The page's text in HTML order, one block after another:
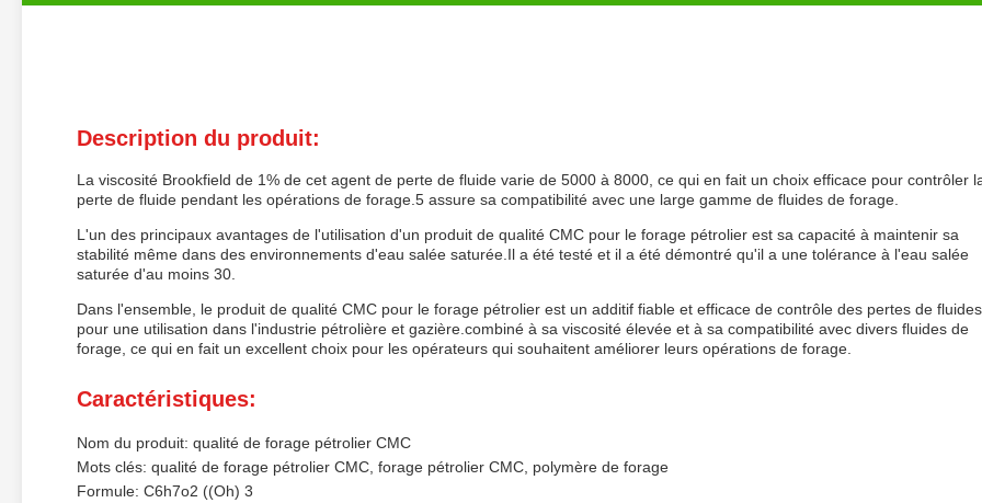
Description du produit:
La viscosité Brookfield de 1% de cet agent de perte de fluide varie de 5000 à 8000, ce qui en fait un choix efficace pour contrôler
perte de fluide pendant les opérations de forage.5 assure sa compatibilité avec une large gamme de fluides de forage.
L'un des principaux avantages de l'utilisation d'un produit de qualité CMC pour le forage pétrolier est sa capacité à maintenir sa
stabilité même dans des environnements d'eau salée saturée.Il a été testé et il a été démontré qu'il a une tolérance à l'eau salée
saturée d'au moins 30.
Dans l'ensemble, le produit de qualité CMC pour le forage pétrolier est un additif fiable et efficace de contrôle des pertes de fluides
pour une utilisation dans l'industrie pétrolière et gazière.combiné à sa viscosité élevée et à sa compatibilité avec divers fluides de
forage, ce qui en fait un excellent choix pour les opérateurs qui souhaitent améliorer leurs opérations de forage.
Caractéristiques:
Nom du produit: qualité de forage pétrolier CMC
Mots clés: qualité de forage pétrolier CMC, forage pétrolier CMC, polymère de forage
Formule: C6h7o2 ((Oh) 3